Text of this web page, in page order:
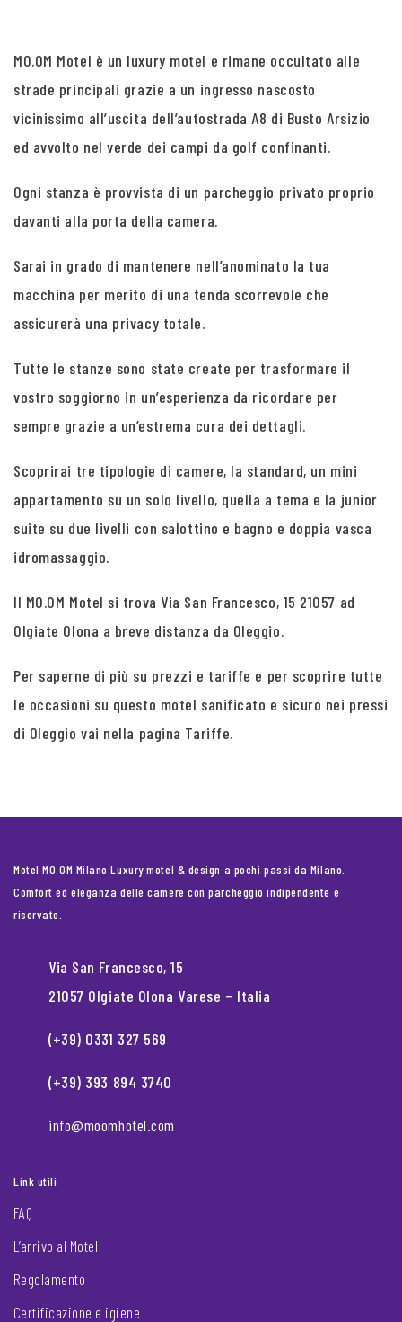
MO.OM Motel è un luxury motel e rimane occultato alle
strade principali grazie a un ingresso nascosto
vicinissimo all’uscita dell’autostrada A8 di Busto Arsizio
ed avvolto nel verde dei campi da golf confinanti.
Ogni stanza è provvista di un parcheggio privato proprio
davanti alla porta della camera.
Sarai in grado di mantenere nell’anominato la tua
macchina per merito di una tenda scorrevole che
assicurerà una privacy totale.
Tutte le stanze sono state create per trasformare il
vostro soggiorno in un’esperienza da ricordare per
sempre grazie a un’estrema cura dei dettagli.
Scoprirai tre tipologie di camere, la standard, un mini
appartamento su un solo livello, quella a tema e la junior
suite su due livelli con salottino e bagno e doppia vasca
idromassaggio.
Il MO.OM Motel si trova Via San Francesco, 15 21057 ad
Olgiate Olona a breve distanza da Oleggio.
Per saperne di più su prezzi e tariffe e per scoprire tutte
le occasioni su questo motel sanificato e sicuro nei pressi
di Oleggio vai nella pagina Tariffe.
Motel MO.OM Milano Luxury motel & design a pochi passi da Milano.
Comfort ed eleganza delle camere con parcheggio indipendente e
riservato.
Via San Francesco, 15
21057 Olgiate Olona Varese – Italia
(+39) 0331 327 569
(+39) 393 894 3740
info@moomhotel.com
Link utili
FAQ
L’arrivo al Motel
Regolamento
Certificazione e igiene